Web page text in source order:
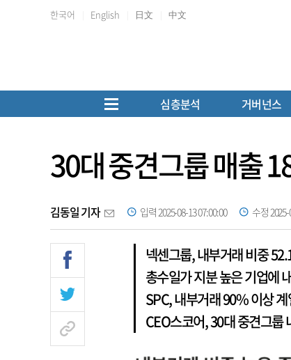
한국어 English 日文 中文
심층분석 거버넌스
30대 중견그룹 매출
김동일 기자 입력 2025-08-13 07:00:00 수정
넥센그룹, 내부거래 비중
총수일가 지분 높은 기업에
SPC, 내부거래 90% 이상 계
CEO스코어, 30대 중견그룹